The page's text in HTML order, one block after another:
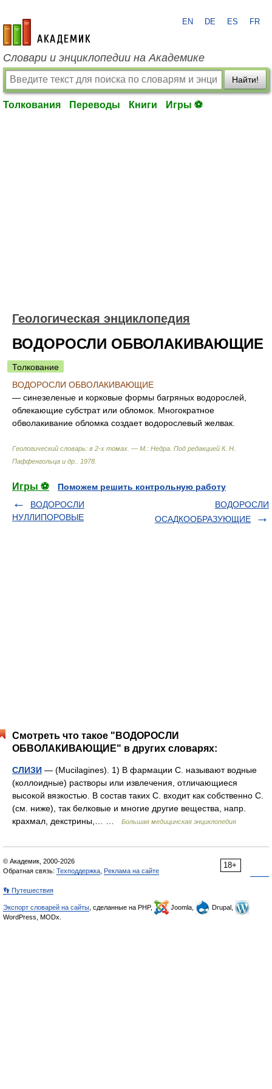
academic.ru
EN DE ES FR
Словари и энциклопедии на Академике
Найти!
Толкования Переводы Книги Игры ⚽
Геологическая энциклопедия
ВОДОРОСЛИ ОБВОЛАКИВАЮЩИЕ
Толкование
ВОДОРОСЛИ ОБВОЛАКИВАЮЩИЕ
— синезеленые и корковые формы багряных водорослей,
облекающие субстрат или обломок. Многократное
обволакивание обломка создает водорослевый желвак.
Геологический словарь: в 2-х томах. — М.: Недра Под редакцией К. Н.
Паффенгольца и др.
1978
Игры ⚽
Поможем решить контрольную работу
ВОДОРОСЛИ
НУЛЛИПОРОВЫЕ
ВОДОРОСЛИ
ОСАДКООБРАЗУЮЩИЕ
Смотреть что такое "ВОДОРОСЛИ
ОБВОЛАКИВАЮЩИЕ" в других словарях:
СЛИЗИ — (Mucilagines). 1) В фармации С. называют водные
(коллоидные) растворы или извлечения, отличающиеся
высокой вязкостью. В состав таких С. входит как собственно С.
(см. ниже), так белковые и многие другие вещества, напр.
крахмал, декстрины,… …
Большая медицинская энциклопедия
18+
© Академик, 2000-2026
Обратная связь: Техподдержка Реклама на сайте
👣 Путешествия
Экспорт словарей на сайты , сделанные на PHP, Joomla,
Drupal,
WordPress, MODx.